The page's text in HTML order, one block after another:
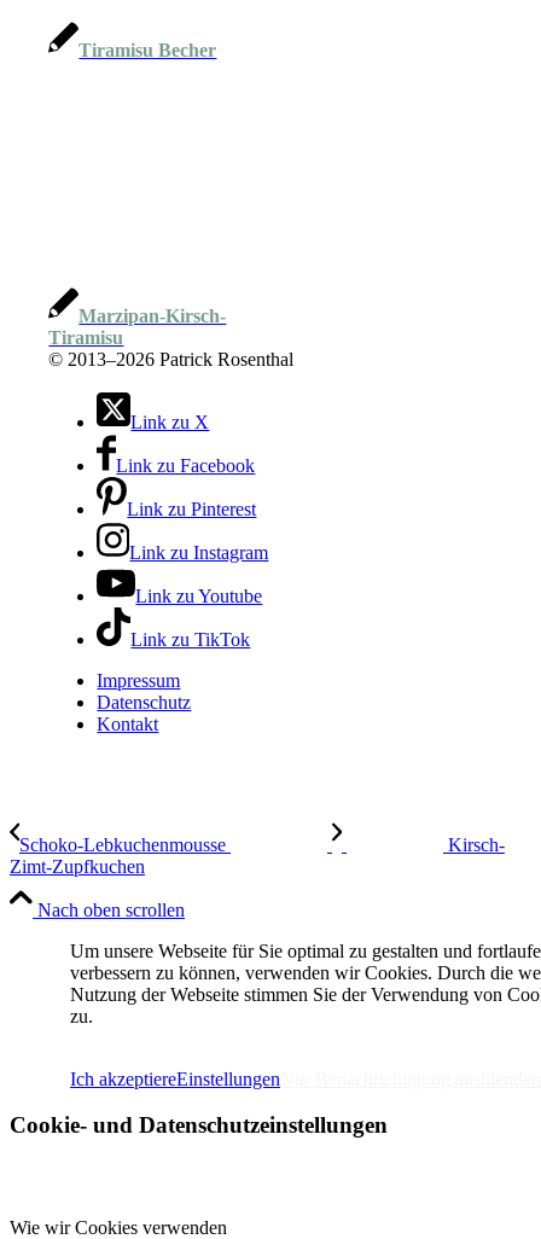
Tiramisu Becher
Marzipan-Kirsch-
Tiramisu
© 2013–2026 Patrick Rosenthal
Link zu X
Link zu Facebook
Link zu Pinterest
Link zu Instagram
Link zu Youtube
Link zu TikTok
Impressum
Datenschutz
Kontakt
Schoko-Lebkuchenmousse
Kirsch-
Zimt-Zupfkuchen
Nach oben scrollen
Um unsere Webseite für Sie optimal zu gestalten und
verbessern zu können, verwenden wir Cookies. Durch die
Nutzung der Webseite stimmen Sie der Verwendung von
zu.
Ich akzeptiereEinstellungen
Cookie- und Datenschutzeinstellungen
Wie wir Cookies verwenden